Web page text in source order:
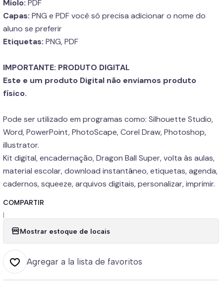
Miolo: PDF
Capas: PNG e PDF você só precisa adicionar o nome do
aluno se preferir
Etiquetas: PNG, PDF
IMPORTANTE: PRODUTO DIGITAL
Este e um produto Digital não enviamos produto
físico.
Pode ser utilizado em programas como: Silhouette Studio,
Word, PowerPoint, PhotoScape, Corel Draw, Photoshop,
illustrator.
Kit digital, encadernação, Dragon Ball Super, volta às aulas,
material escolar, download instantâneo, etiquetas, agenda,
cadernos, squeeze, arquivos digitais, personalizar, imprimir.
COMPARTIR
|
Mostrar estoque de locais
Agregar a la lista de favoritos